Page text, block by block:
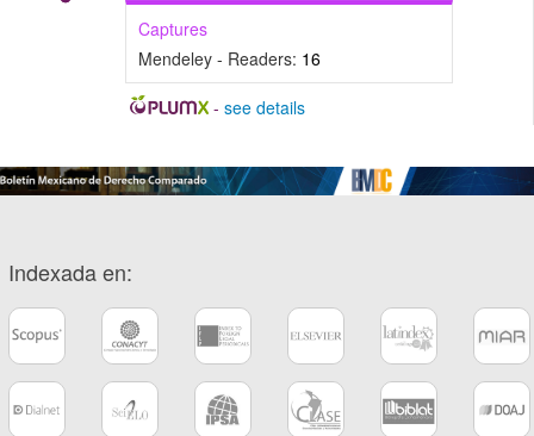
Captures
Mendeley - Readers: 16
- see details
Indexada en: